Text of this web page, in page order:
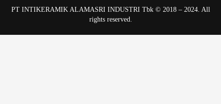
PT INTIKERAMIK ALAMASRI INDUSTRI Tbk © 2018 – 2024. All
rights reserved.